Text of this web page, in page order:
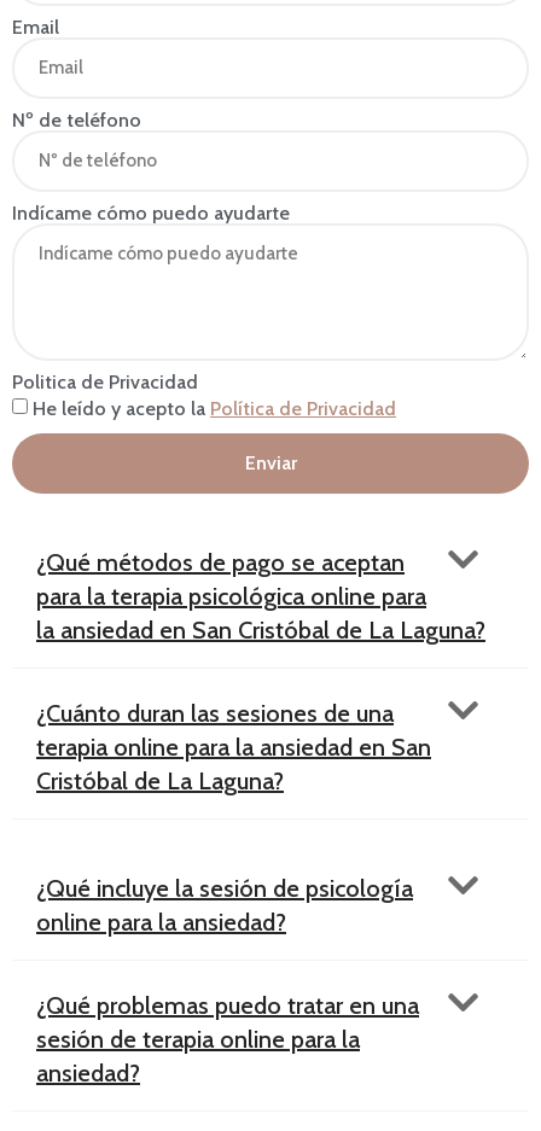
Email
Nº de teléfono
Indícame cómo puedo ayudarte
Politica de Privacidad
He leído y acepto la Política de Privacidad
Enviar
¿Qué métodos de pago se aceptan
para la terapia psicológica online para
la ansiedad en San Cristóbal de La Laguna?
¿Cuánto duran las sesiones de una
terapia online para la ansiedad en San
Cristóbal de La Laguna?
¿Qué incluye la sesión de psicología
online para la ansiedad?
¿Qué problemas puedo tratar en una
sesión de terapia online para la
ansiedad?